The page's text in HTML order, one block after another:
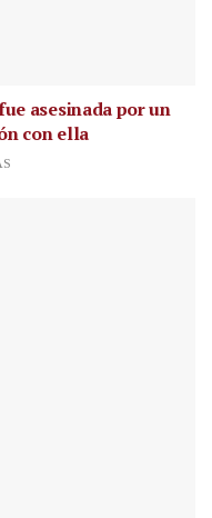
asesinada por un
con ella